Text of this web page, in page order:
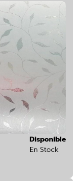
Disponible
En Stock